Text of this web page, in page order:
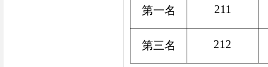
第一名 211
第三名 212